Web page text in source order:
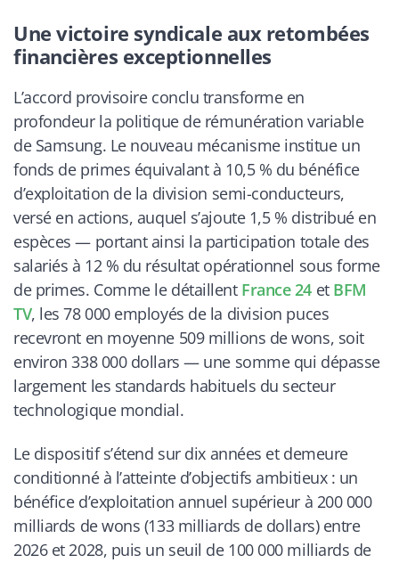
Une victoire syndicale aux retombées
financières exceptionnelles
L’accord provisoire conclu transforme en
profondeur la politique de rémunération variable
de Samsung. Le nouveau mécanisme institue un
fonds de primes équivalant à 10,5 % du bénéfice
d’exploitation de la division semi-conducteurs,
versé en actions, auquel s’ajoute 1,5 % distribué en
espèces — portant ainsi la participation totale des
salariés à 12 % du résultat opérationnel sous forme
de primes. Comme le détaillent France 24 et BFM
TV, les 78 000 employés de la division puces
recevront en moyenne 509 millions de wons, soit
environ 338 000 dollars — une somme qui dépasse
largement les standards habituels du secteur
technologique mondial.
Le dispositif s’étend sur dix années et demeure
conditionné à l’atteinte d’objectifs ambitieux : un
bénéfice d’exploitation annuel supérieur à 200 000
milliards de wons (133 milliards de dollars) entre
2026 et 2028, puis un seuil de 100 000 milliards de